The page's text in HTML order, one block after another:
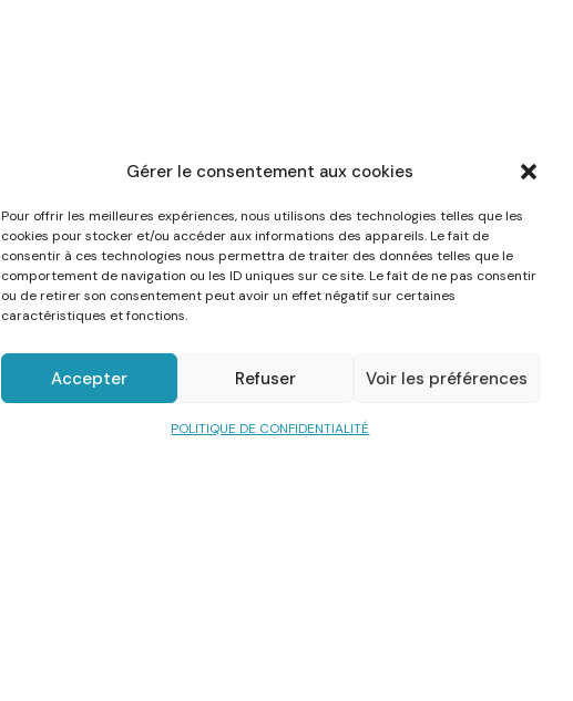
Gérer le consentement aux cookies
Pour offrir les meilleures expériences, nous utilisons des technologies telles que les
cookies pour stocker et/ou accéder aux informations des appareils. Le fait de
consentir à ces technologies nous permettra de traiter des données telles que le
comportement de navigation ou les ID uniques sur ce site. Le fait de ne pas consentir
ou de retirer son consentement peut avoir un effet négatif sur certaines
caractéristiques et fonctions.
Accepter Refuser Voir les préférences
POLITIQUE DE CONFIDENTIALITÉ